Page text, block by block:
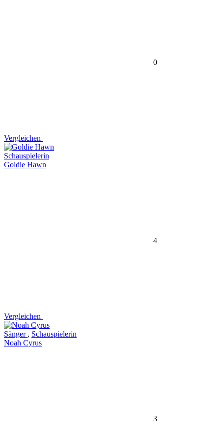
0
Vergleichen
Schauspielerin
Goldie Hawn
4
Vergleichen
Sänger , Schauspielerin
Noah Cyrus
3